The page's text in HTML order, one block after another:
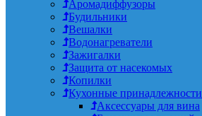
Аромадиффузоры
Будильники
Вешалки
Водонагреватели
Зажигалки
Защита от насекомых
Копилки
Кухонные принадлежности
Аксессуары для вина